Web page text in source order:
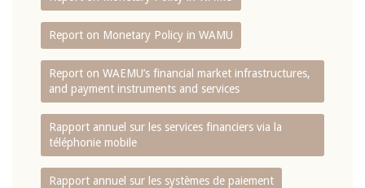
Report on Monetary Policy in WAMU
Report on WAEMU’s financial market infrastructures,
and payment instruments and services
Rapport annuel sur les services financiers via la
téléphonie mobile
Rapport annuel sur les systèmes de paiement